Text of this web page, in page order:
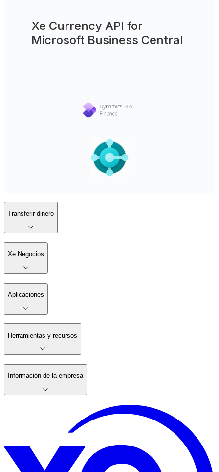
Xe Currency API for
Microsoft Business Central
Transferir dinero
Xe Negocios
Aplicaciones
Herramientas y recursos
Información de la empresa